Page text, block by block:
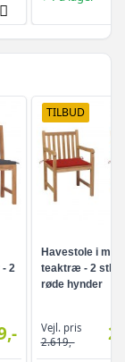
2
TILBUD
Havestole i
teaktræ - 2 stk.
røde hynder
Vejl. pris
2.619,-